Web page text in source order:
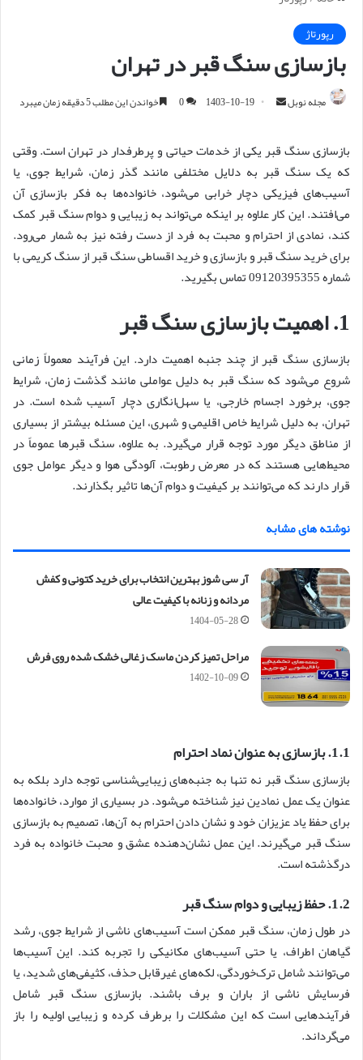
رپورتاژ
بازسازی سنگ قبر در تهران
مجله نوبل
ا
ل
ا
ی
م
ی
ل
1403-10-19
0 خواندن این مطلب 5 دقیقه زمان میبرد
بازسازی سنگ قبر یکی از خدمات حیاتی و پرطرفدار در تهران است. وقتی
که یک سنگ قبر به دلایل مختلفی مانند گذر زمان، شرایط جوی، یا
آسیب‌های فیزیکی دچار خرابی می‌شود، خانواده‌ها به فکر بازسازی آن
می‌افتند. این کار علاوه بر اینکه می‌تواند به زیبایی و دوام سنگ قبر کمک
کند، نمادی از احترام و محبت به فرد از دست رفته نیز به شمار می‌رود.
برای خرید سنگ قبر و بازسازی و خرید اقساطی سنگ قبر از سنگ کریمی با
شماره 09120395355 تماس بگیرید.
1. اهمیت بازسازی سنگ قبر
بازسازی سنگ قبر از چند جنبه اهمیت دارد. این فرآیند معمولاً زمانی
شروع می‌شود که سنگ قبر به دلیل عواملی مانند گذشت زمان، شرایط
جوی، برخورد اجسام خارجی، یا سهل‌انگاری دچار آسیب شده است. در
تهران، به دلیل شرایط خاص اقلیمی و شهری، این مسئله بیشتر از بسیاری
از مناطق دیگر مورد توجه قرار می‌گیرد. به علاوه، سنگ قبر‌ها عموماً در
محیط‌هایی هستند که در معرض رطوبت، آلودگی هوا و دیگر عوامل جوی
قرار دارند که می‌توانند بر کیفیت و دوام آن‌ها تاثیر بگذارند.
نوشته های مشابه
آر سی شوز بهترین انتخاب برای خرید کتونی و کفش
مردانه و زنانه با کیفیت عالی
1404-05-28
مراحل تمیز کردن ماسک زغالی خشک شده روی فرش
1402-10-09
1.1. بازسازی به عنوان نماد احترام
بازسازی سنگ قبر نه تنها به جنبه‌های زیبایی‌شناسی توجه دارد بلکه به
عنوان یک عمل نمادین نیز شناخته می‌شود. در بسیاری از موارد، خانواده‌ها
برای حفظ یاد عزیزان خود و نشان دادن احترام به آن‌ها، تصمیم به بازسازی
سنگ قبر می‌گیرند. این عمل نشان‌دهنده عشق و محبت خانواده به فرد
درگذشته است.
1.2. حفظ زیبایی و دوام سنگ قبر
در طول زمان، سنگ قبر ممکن است آسیب‌های ناشی از شرایط جوی، رشد
گیاهان اطراف، یا حتی آسیب‌های مکانیکی را تجربه کند. این آسیب‌ها
می‌توانند شامل ترک‌خوردگی، لکه‌های غیرقابل حذف، کثیفی‌های شدید، یا
فرسایش ناشی از باران و برف باشند. بازسازی سنگ قبر شامل
فرآیندهایی است که این مشکلات را برطرف کرده و زیبایی اولیه را باز
می‌گرداند.